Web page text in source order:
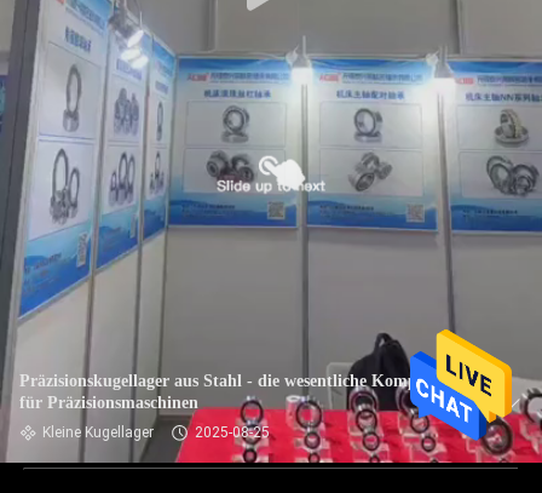
Präzisionskugellager aus Stahl - die wesentliche Komponente
für Präzisionsmaschinen
Kleine Kugellager 2025-08-25